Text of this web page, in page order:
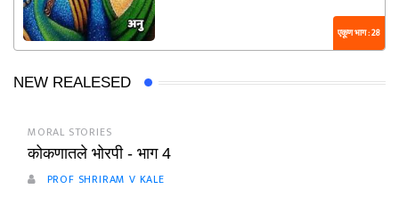
एकूण भाग : 28
NEW REALESED
MORAL STORIES
कोकणातले भोरपी - भाग 4
PROF SHRIRAM V KALE